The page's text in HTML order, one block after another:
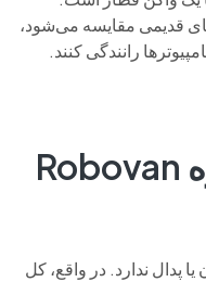
قدیمی مقایسه می‌شود،
جزئیات بیشتر درباره Robovan
یا پدال ندارد. در واقع، کل